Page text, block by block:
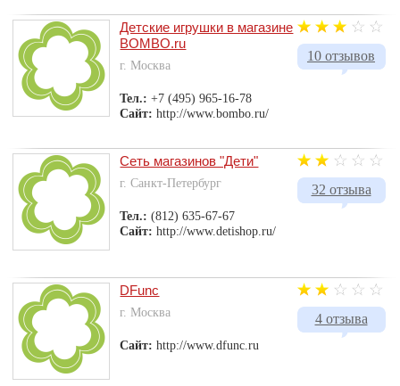
10 отзывов
Детские игрушки в магазине
BOMBO.ru
г. Москва
Тел.:+7 (495) 965-16-78
Сайт: http://www.bombo.ru/
32 отзыва
Сеть магазинов "Дети"
г. Санкт-Петербург
Тел.:(812) 635-67-67
Сайт: http://www.detishop.ru/
4 отзыва
DFunc
г. Москва
Сайт: http://www.dfunc.ru